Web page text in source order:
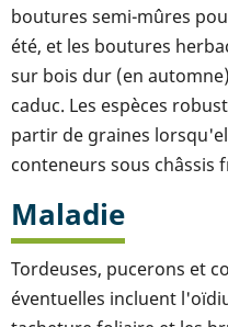
boutures semi-mûres
été, et les boutures
sur bois dur (en
caduc. Les espèces
partir de graines
conteneurs sous
Maladie
Tordeuses, pucerons et
éventuelles incluent